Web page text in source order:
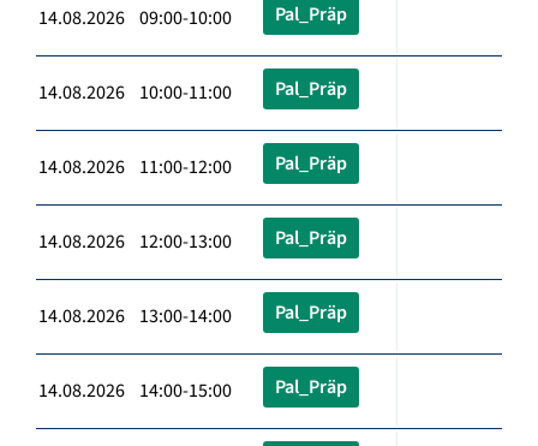
14.08.2026 09:00-10:00 Pal_Präp
14.08.2026 10:00-11:00 Pal_Präp
14.08.2026 11:00-12:00 Pal_Präp
14.08.2026 12:00-13:00 Pal_Präp
14.08.2026 13:00-14:00 Pal_Präp
14.08.2026 14:00-15:00 Pal_Präp